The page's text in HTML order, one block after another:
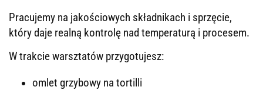
Pracujemy na jakościowych składnikach i sprzęcie,
który daje realną kontrolę nad temperaturą i procesem.
W trakcie warsztatów przygotujesz:
omlet grzybowy na tortilli